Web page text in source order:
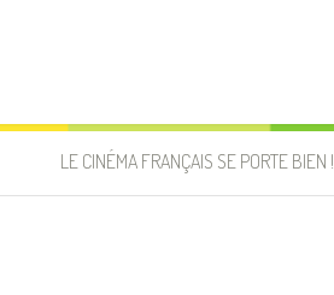
LE CINÉMA FRANÇAIS SE PORTE BIEN !